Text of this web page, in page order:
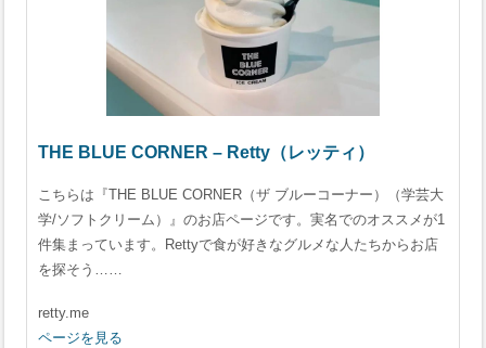
THE BLUE CORNER – Retty（レッティ）
こちらは『THE BLUE CORNER（ザ ブルーコーナー）（学芸大
学/ソフトクリーム）』のお店ページです。実名でのオススメが1
件集まっています。Rettyで食が好きなグルメな人たちからお店
を探そう……
retty.me
ページを見る